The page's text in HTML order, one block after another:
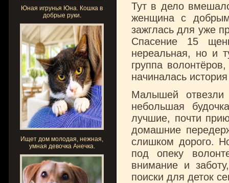
Юная игрунья Юна. Кошка в
добрые руки.
Ищет дом молодая, нежная,
умная девочка Анечка.
Тут в дело
женщина с
зажглась для уже
Спасение 15
нереальная, но и
группа
начиналась
Малышей
небольшая
лучшие, почти
домашние
слишком дорого.
под опеку
внимание и
поиски для деток